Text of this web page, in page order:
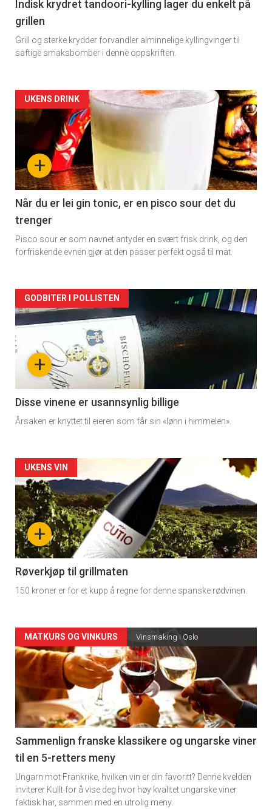
Indisk krydret tandoori-kylling lager du enkelt på
grillen
Grill og sterke krydder forvandler alminnelige kyllingvinger til
saftige smaksbomber i denne oppskriften.
Forsiden
akkurat
nå
-
2
+
UKENS DRINK
Når du er lei gin tonic, er en pisco sour det du
trenger
Pisco sour er som navnet antyder en svært frisk drink, og den
forfriskende evnen gjør at den passer perfekt også til mat.
Forsiden
akkurat
nå
3
+
GODBITER I POLLISTEN
Disse vinene er usannsynlig billige
Årsaken er knyttet til eieren som får sin «lønn i himmelen».
Forsiden
akkurat
nå
-
4
+
UKENS VIN
Røverkjøp til grillmaten
150 kroner er for et kupp å regne for denne spanske rødvinen.
Forsiden
akkurat
nå
-
5
MATKURS OG VINKURS Vinsmaking i Oslo
Sammenlign franske klassikere og ungarske viner
til en 5-retters meny
Ungarn mot Frankrike, hvilken vin er din favoritt? Denne kvelden
inviterer Kullt for å vise deg hvor høy kvalitet ungarske viner
faktisk har, sammen med en utrolig meny.